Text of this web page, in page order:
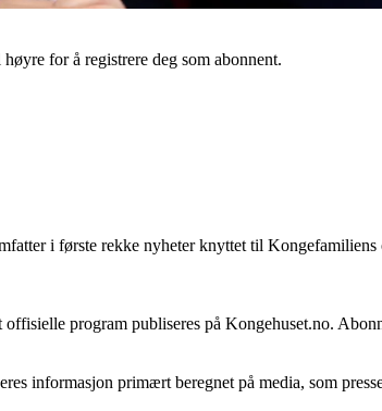
for å registrere deg som abonnent.
i første rekke nyheter knyttet til
program publiseres på Kongehuset.no.
informasjon primært beregnet på media, som